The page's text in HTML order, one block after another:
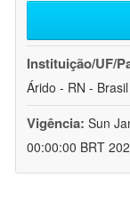
Instituição/UF/
Árido - RN - Brasil
Vigência: Sun
00:00:00 BRT